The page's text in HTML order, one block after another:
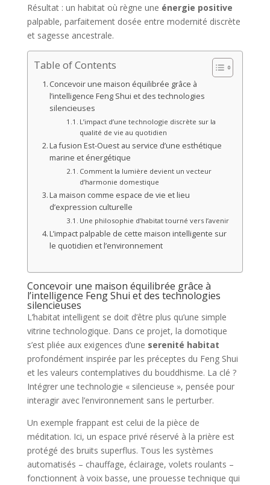
Résultat : un habitat où règne une énergie positive
palpable, parfaitement dosée entre modernité discrète
et sagesse ancestrale.
Table of Contents
Concevoir une maison équilibrée grâce à
l’intelligence Feng Shui et des technologies
silencieuses
L’impact d’une technologie discrète sur la
qualité de vie au quotidien
La fusion Est-Ouest au service d’une esthétique
marine et énergétique
Comment la lumière devient un vecteur
d’harmonie domestique
La maison comme espace de vie et lieu
d’expression culturelle
Une philosophie d’habitat tourné vers l’avenir
L’impact palpable de cette maison intelligente sur
le quotidien et l’environnement
Concevoir une maison équilibrée grâce à
l’intelligence Feng Shui et des technologies
silencieuses
L’habitat intelligent se doit d’être plus qu’une simple
vitrine technologique. Dans ce projet, la domotique
s’est pliée aux exigences d’une serenité habitat
profondément inspirée par les préceptes du Feng Shui
et les valeurs contemplatives du bouddhisme. La clé ?
Intégrer une technologie « silencieuse », pensée pour
interagir avec l’environnement sans le perturber.
Un exemple frappant est celui de la pièce de
méditation. Ici, un espace privé réservé à la prière est
protégé des bruits superflus. Tous les systèmes
automatisés – chauffage, éclairage, volets roulants –
fonctionnent à voix basse, une prouesse technique qui